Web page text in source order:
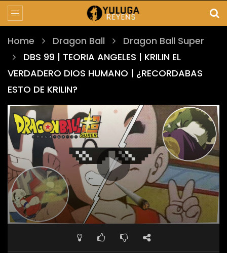
Home Dragon Ball
Dragon Ball Super
DBS 99 | TEORIA ANGELES | KRILIN EL
VERDADERO DIOS HUMANO | ¿RECORDABAS
ESTO DE KRILIN?